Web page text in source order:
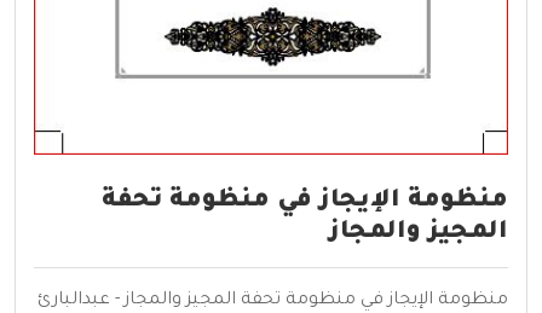
منظومة الإيجاز في منظومة تحفة
المجيز والمجاز
منظومة الإيجاز في منظومة تحفة المجيز والمجاز - عبدالبارئ